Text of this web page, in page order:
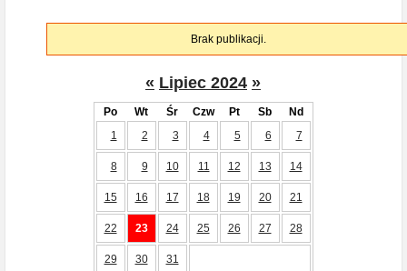
Brak publikacji.
« Lipiec 2024 »
Po Wt Śr Czw Pt Sb
Nd
1
2 3 4 5 6 7
8 9 10 11 12 13 14
15 16 17 18 19 20 21
22 23 24 25 26 27 28
29 30 31